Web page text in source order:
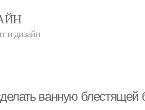
и дизайн
ванную блестящей